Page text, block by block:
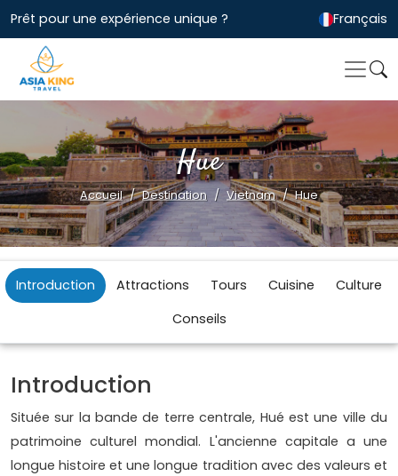
Prêt pour une expérience unique ? Français
Hue
Accueil Destination Vietnam Hue
Introduction Attractions Tours Cuisine
Culture
Conseils
Introduction
Située sur la bande de terre centrale, Hué est une ville du
patrimoine culturel mondial. L'ancienne capitale a une
longue histoire et une longue tradition avec des valeurs et